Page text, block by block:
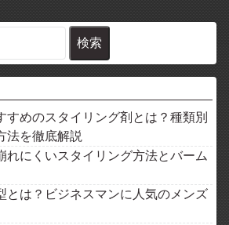
すめのスタイリング剤とは？種類別
法を徹底解説
れにくいスタイリング方法とバーム
とは？ビジネスマンに人気のメンズ